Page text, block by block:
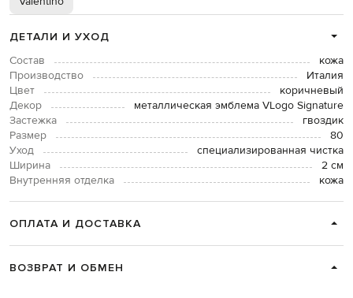
ДЕТАЛИ И УХОД
Состав
кожа
Производство
Италия
Цвет
коричневый
Декор
металлическая эмблема VLogo Signature
Застежка
гвоздик
Размер
80
Уход
специализированная чистка
Ширина
2 см
Внутренняя отделка
кожа
ОПЛАТА И ДОСТАВКА
ВОЗВРАТ И ОБМЕН